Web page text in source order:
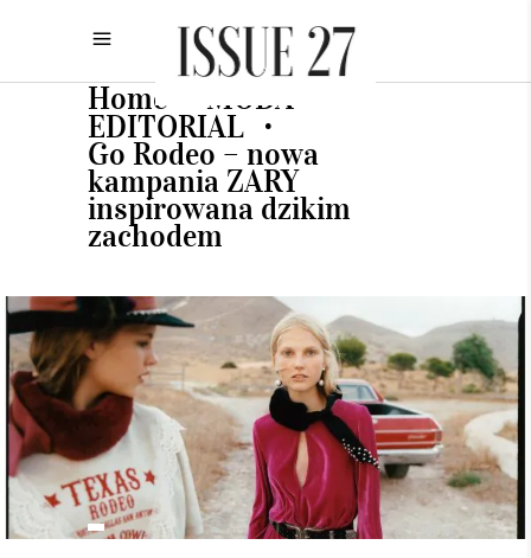
Home MODA
EDITORIAL •
Go Rodeo – nowa
kampania ZARY
inspirowana dzikim
zachodem